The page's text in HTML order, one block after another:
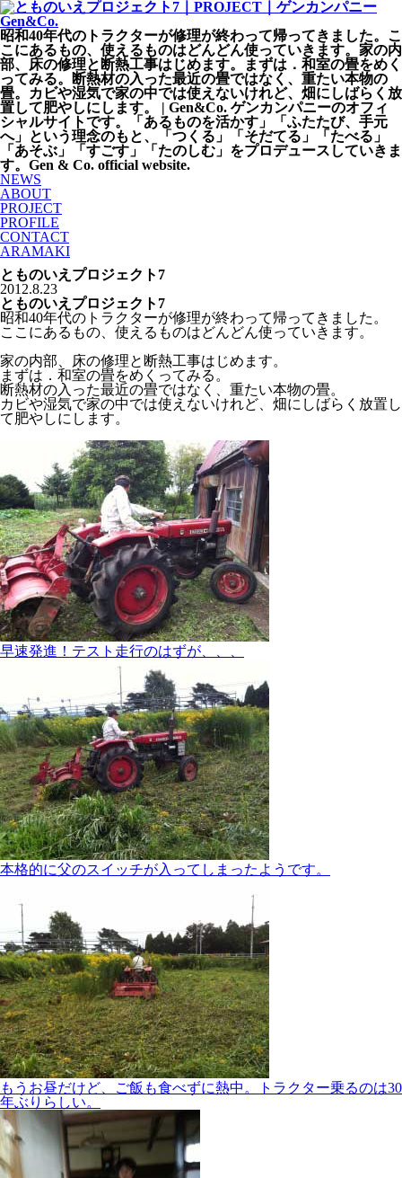
昭和40年代のトラクターが修理が終わって帰ってきました。こ
こにあるもの、使えるものはどんどん使っていきます。家の内
部、床の修理と断熱工事はじめます。まずは．和室の畳をめく
ってみる。断熱材の入った最近の畳ではなく、重たい本物の
畳。カビや湿気で家の中では使えないけれど、畑にしばらく放
置して肥やしにします。 | Gen&Co. ゲンカンパニーのオフィ
シャルサイトです。「あるものを活かす」「ふたたび、手元
へ」という理念のもと、「つくる」「そだてる」「たべる」
「あそぶ」「すごす」「たのしむ」をプロデュースしていきま
す。Gen & Co. official website.
NEWS
ABOUT
PROJECT
PROFILE
CONTACT
ARAMAKI
とものいえプロジェクト7
2012.8.23
とものいえプロジェクト7
昭和40年代のトラクターが修理が終わって帰ってきました。
ここにあるもの、使えるものはどんどん使っていきます。
家の内部、床の修理と断熱工事はじめます。
まずは．和室の畳をめくってみる。
断熱材の入った最近の畳ではなく、重たい本物の畳。
カビや湿気で家の中では使えないけれど、畑にしばらく放置し
て肥やしにします。
早速発進！テスト走行のはずが、、、
本格的に父のスイッチが入ってしまったようです。
もうお昼だけど、ご飯も食べずに熱中。トラクター乗るのは30
年ぶりらしい。